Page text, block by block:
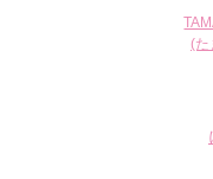
(た